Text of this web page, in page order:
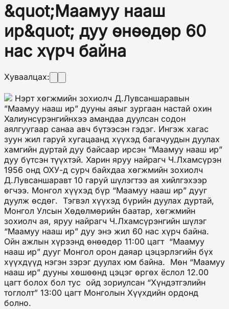
&quot;Маамуу нааш
ир&quot; дуу өнөөдөр 60
нас хүрч байна
Хуваалцах:
Нэрт хөгжмийн зохиолч Д.Лувсаншаравын
”Маамуу нааш ир” дууны аяыг зургаан настай охин
Халиунсүрэнгийнхээ амандаа дуулсан содон
аялгуугаар санаа авч бүтээсэн гэдэг. Ингэж хагас
зуун жил гаруй хугацаанд хүүхэд багачуудын дуулах
хамгийн дуртай дуу байсаар ирсэн “Маамуу нааш ир”
дуу бүтсэн түүхтэй. Харин яруу найрагч Ч.Лхамсүрэн
1956 онд ОХУ-д сурч байхдаа хөгжмийн зохиолч
Д.Лувсаншаравт 10 гаруй шүлэгтээ ая хийлгэхээр
өгчээ. Монгол хүүхэд бүр “Маамуу нааш ир” дууг
дуулж өсдөг. Тэгвэл хүүхэд бүрийн дуулах дуртай,
Монгол Улсын Хөдөлмөрийн баатар, хөгжмийн
зохиолч ая, яруу найрагч Ч.Лхамсүрэнгийн шүлэг
“Маамуу нааш ир” дуу энэ жил 60 нас хүрч байна.
Ойн ажлын хүрээнд өнөөдөр 11:00 цагт “Маамуу
нааш ир” дууг Монгол орон даяар цэцэрлэгийн бүх
хүүхдүүд нэгэн зэрэг дуулах юм байна. Мөн “Маамуу
нааш ир” дууны хөшөөнд цэцэг өргөх ёслол 12.00
цагт болох бол тус ойд зориулсан “Хүндэтгэлийн
тоглолт” 13:00 цагт Монголын Хүүхдийн ордонд
болно.